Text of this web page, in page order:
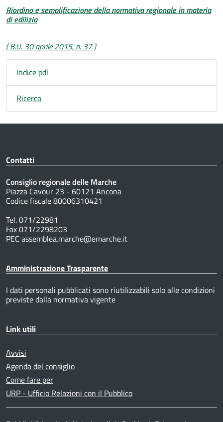
Riordino e semplificazione della normativa regionale in materia
di edilizia
( B.U. 30 aprile 2015, n. 37 )
Indice pdl
Ricerca
Contatti
Consiglio regionale delle Marche
Piazza Cavour 23 - 60121 Ancona
Codice fiscale 80006310421
Tel. 071/22981
Fax 071/2298203
PEC assemblea.marche@emarche.it
Amministrazione Trasparente
I dati personali pubblicati sono riutilizzabili solo alle condizioni
previste dalla normativa vigente
Link utili
Avvisi
Agenda del consiglio
Come fare per
URP - Ufficio Relazioni con il Pubblico